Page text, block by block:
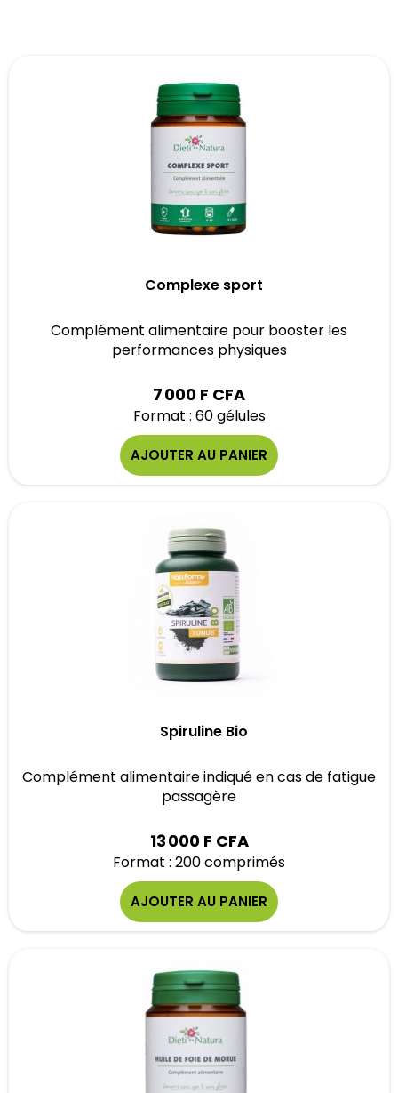
Complexe sport
Complément alimentaire pour booster les
performances physiques
7 000 F CFA
Format : 60 gélules
AJOUTER AU PANIER
Spiruline Bio
Complément alimentaire indiqué en cas de fatigue
passagère
13 000 F CFA
Format : 200 comprimés
AJOUTER AU PANIER